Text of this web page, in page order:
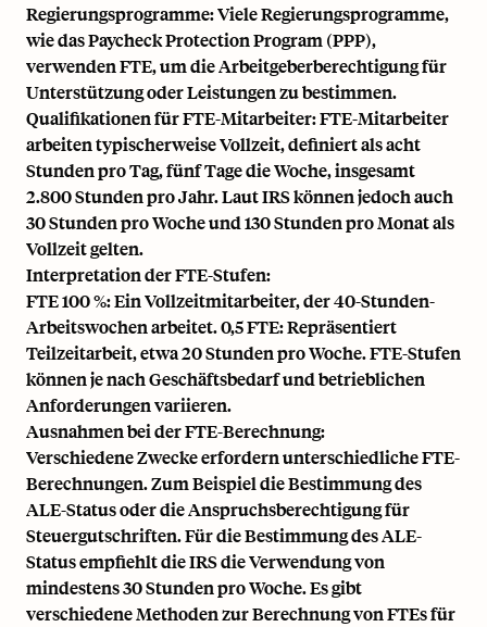
Regierungsprogramme: Viele Regierungsprogramme,
wie das Paycheck Protection Program (PPP),
verwenden FTE, um die Arbeitgeberberechtigung für
Unterstützung oder Leistungen zu bestimmen.
Qualifikationen für FTE-Mitarbeiter: FTE-Mitarbeiter
arbeiten typischerweise Vollzeit, definiert als acht
Stunden pro Tag, fünf Tage die Woche, insgesamt
2.800 Stunden pro Jahr. Laut IRS können jedoch auch
30 Stunden pro Woche und 130 Stunden pro Monat als
Vollzeit gelten.
Interpretation der FTE-Stufen:
FTE 100 %: Ein Vollzeitmitarbeiter, der 40-Stunden-
Arbeitswochen arbeitet. 0,5 FTE: Repräsentiert
Teilzeitarbeit, etwa 20 Stunden pro Woche. FTE-Stufen
können je nach Geschäftsbedarf und betrieblichen
Anforderungen variieren.
Ausnahmen bei der FTE-Berechnung:
Verschiedene Zwecke erfordern unterschiedliche FTE-
Berechnungen. Zum Beispiel die Bestimmung des
ALE-Status oder die Anspruchsberechtigung für
Steuergutschriften. Für die Bestimmung des ALE-
Status empfiehlt die IRS die Verwendung von
mindestens 30 Stunden pro Woche. Es gibt
verschiedene Methoden zur Berechnung von FTEs für